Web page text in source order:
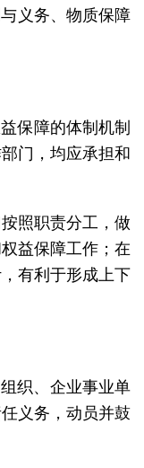
义务、物质保障
保障的体制机制
门，均应承担和
照职责分工，做
益保障工作；在
有利于形成上下
织、企业事业单
义务，动员并鼓